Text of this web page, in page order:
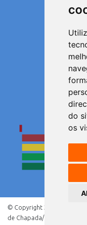
do
os
© Copyright 2021 - Direitos
de Chapada/RS